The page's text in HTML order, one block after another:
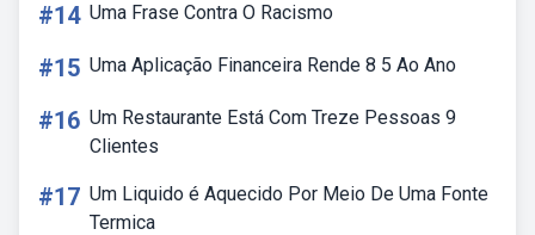
#14 Uma Frase Contra O Racismo
#15 Uma Aplicação Financeira Rende 8 5 Ao Ano
#16 Um Restaurante Está Com Treze Pessoas 9
Clientes
#17 Um Liquido é Aquecido Por Meio De Uma Fonte
Termica